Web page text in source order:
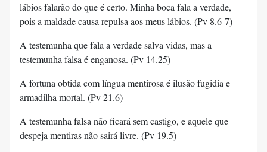
lábios falarão do que é certo. Minha boca fala a verdade,
pois a maldade causa repulsa aos meus lábios. (Pv 8.6-7)
A testemunha que fala a verdade salva vidas, mas a
testemunha falsa é enganosa. (Pv 14.25)
A fortuna obtida com língua mentirosa é ilusão fugidia e
armadilha mortal. (Pv 21.6)
A testemunha falsa não ficará sem castigo, e aquele que
despeja mentiras não sairá livre. (Pv 19.5)